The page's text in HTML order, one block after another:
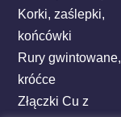
Korki, zaślepki,
końcówki
Rury gwintowane,
króćce
Złączki Cu z